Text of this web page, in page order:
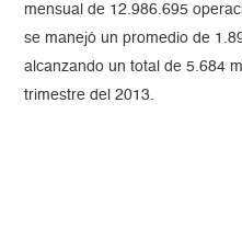
mensual de 12.986.695
se manejó un promedio de
alcanzando un total de 5.684
trimestre del 2013.